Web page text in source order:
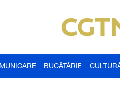
BUCĂTĂRIE